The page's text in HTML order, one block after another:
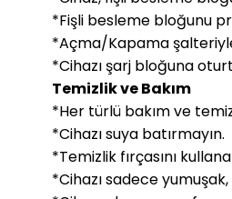
*Fişli besleme bloğunu
*Açma/Kapama
*Cihazı şarj bloğuna
Temizlik ve Bakım
*Her türlü bakım ve
*Cihazı suya batırmayın.
*Temizlik fırçasını
*Cihazı sadece